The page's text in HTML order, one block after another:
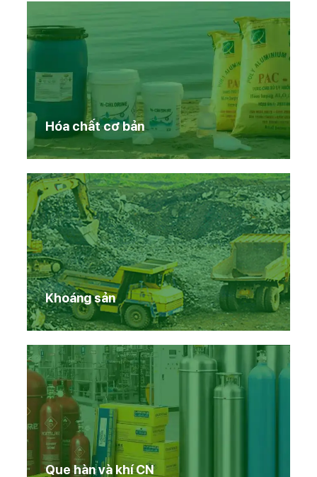
Hóa chất cơ bản
Khoáng sản
Que hàn và khí CN